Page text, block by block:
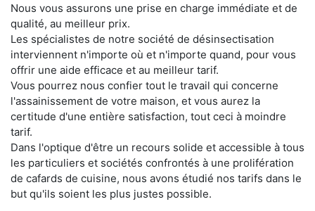
Nous vous assurons une prise en charge immédiate et de
qualité, au meilleur prix.
Les spécialistes de notre société de désinsectisation
interviennent n'importe où et n'importe quand, pour vous
offrir une aide efficace et au meilleur tarif.
Vous pourrez nous confier tout le travail qui concerne
l'assainissement de votre maison, et vous aurez la
certitude d'une entière satisfaction, tout ceci à moindre
tarif.
Dans l'optique d'être un recours solide et accessible à tous
les particuliers et sociétés confrontés à une prolifération
de cafards de cuisine, nous avons étudié nos tarifs dans le
but qu'ils soient les plus justes possible.